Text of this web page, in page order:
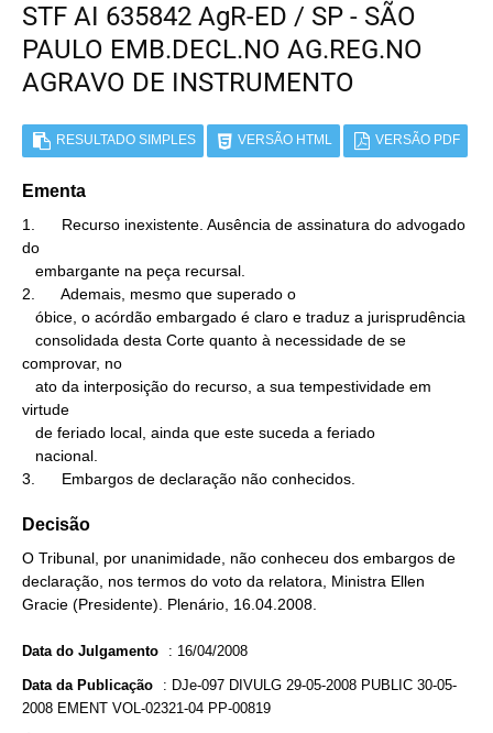
STF AI 635842 AgR-ED / SP - SÃO
PAULO EMB.DECL.NO AG.REG.NO
AGRAVO DE INSTRUMENTO
RESULTADO SIMPLES VERSÃO HTML VERSÃO PDF
Ementa
1.      Recurso inexistente. Ausência de assinatura do advogado
do
2.      Ademais, mesmo que superado o
comprovar, no
virtude
3.      Embargos de declaração não conhecidos.
Decisão
O Tribunal, por unanimidade, não conheceu dos embargos de
declaração, nos termos do voto da relatora, Ministra Ellen
Gracie (Presidente). Plenário, 16.04.2008.
Data do Julgamento : 16/04/2008
Data da Publicação : DJe-097 DIVULG 29-05-2008 PUBLIC 30-05-
2008 EMENT VOL-02321-04 PP-00819